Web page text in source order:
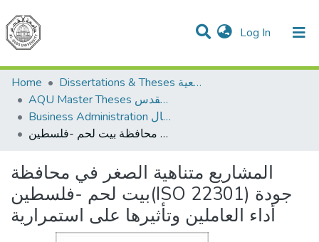
Log In (current)
Communities & Collections
All of DSpace
Home
Dissertations & Theses الرسائل الجامعية
AQU Master Theses الرسائل الجامعية الخاصة بجامعة القدس
Business Administration إدارة الاعمال
المشاريع متناهية الصغر في محافظة بيت لحم -فلسطين(ISO 22301) جودة أداء العاملين وتأثيرها على استمرارية
المشاريع متناهية الصغر في محافظة
بيت لحم -فلسطين(ISO 22301) جودة
أداء العاملين وتأثيرها على استمرارية